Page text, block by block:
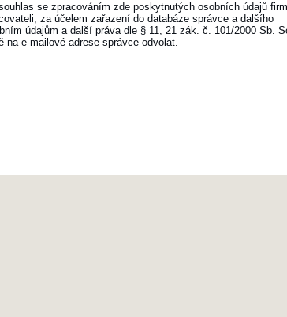
se zpracováním zde poskytnutých osobních údajů
za účelem zařazení do databáze správce a dalšího
údajům a další práva dle § 11, 21 zák. č. 101/2000 Sb.
na e-mailové adrese správce odvolat.